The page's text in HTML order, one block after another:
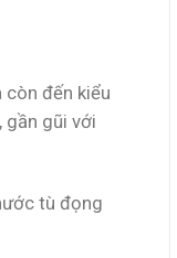
đến kiểu
gần gũi với
tù đọng